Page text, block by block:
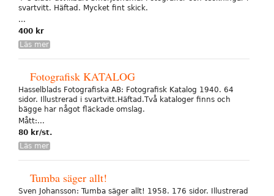
svartvitt. Häftad. Mycket fint skick.
...
400 kr
Läs mer
Fotografisk KATALOG
Hasselblads Fotografiska AB: Fotografisk Katalog 1940. 64
sidor. Illustrerad i svartvitt.Häftad.Två kataloger finns och
bägge har något fläckade omslag.
Mått:...
80 kr/st.
Läs mer
Tumba säger allt!
Sven Johansson: Tumba säger allt! 1958. 176 sidor. Illustrerad